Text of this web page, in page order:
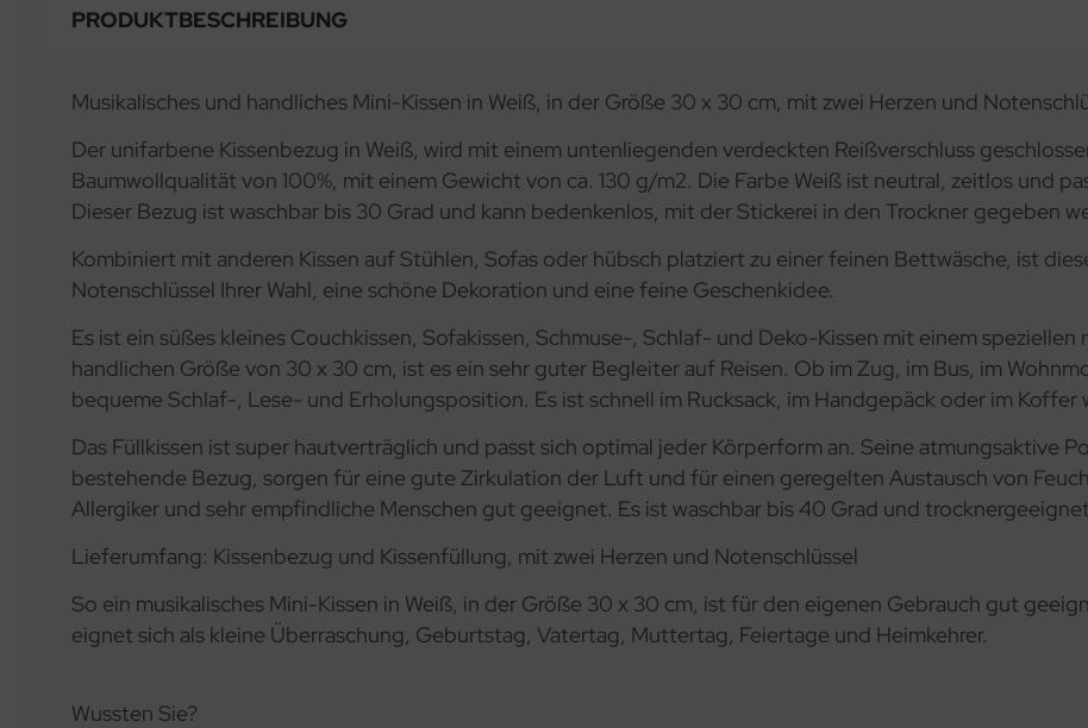
PRODUKTBESCHREIBUNG
Musikalisches und handliches Mini-Kissen in Weiß, in der Größe 30 x 30 cm, mit zwei Herzen und
Der unifarbene Kissenbezug in Weiß, wird mit einem untenliegenden verdeckten Reißverschluss
Baumwollqualität von 100%, mit einem Gewicht von ca. 130 g/m2. Die Farbe Weiß ist neutral, zeitlos und
Dieser Bezug ist waschbar bis 30 Grad und kann bedenkenlos, mit der Stickerei in den Trockner gegeben
Kombiniert mit anderen Kissen auf Stühlen, Sofas oder hübsch platziert zu einer feinen Bettwäsche, ist
Notenschlüssel Ihrer Wahl, eine schöne Dekoration und eine feine Geschenkidee.
Es ist ein süßes kleines Couchkissen, Sofakissen, Schmuse-, Schlaf- und Deko-Kissen mit einem speziellen
handlichen Größe von 30 x 30 cm, ist es ein sehr guter Begleiter auf Reisen. Ob im Zug, im Bus, im
bequeme Schlaf-, Lese- und Erholungsposition. Es ist schnell im Rucksack, im Handgepäck oder im Koffer
Das Füllkissen ist super hautverträglich und passt sich optimal jeder Körperform an. Seine atmungsaktive
bestehende Bezug, sorgen für eine gute Zirkulation der Luft und für einen geregelten Austausch von
Allergiker und sehr empfindliche Menschen gut geeignet. Es ist waschbar bis 40 Grad und
Lieferumfang: Kissenbezug und Kissenfüllung, mit zwei Herzen und Notenschlüssel
So ein musikalisches Mini-Kissen in Weiß, in der Größe 30 x 30 cm, ist für den eigenen Gebrauch gut
eignet sich als kleine Überraschung, Geburtstag, Vatertag, Muttertag, Feiertage und Heimkehrer.
Wussten Sie?